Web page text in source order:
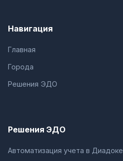
Навигация
Главная
Города
Решения ЭДО
Решения ЭДО
Автоматизация учета в Диадоке